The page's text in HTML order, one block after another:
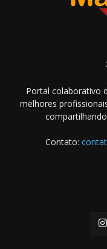
Portal colaborativo
melhores
Contato: